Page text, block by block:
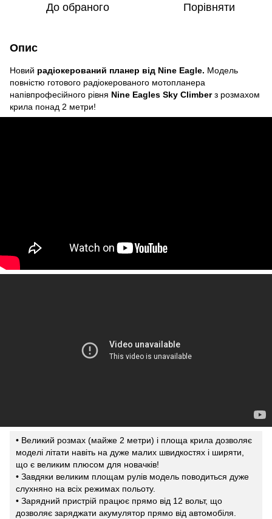
До обраного Порівняти
Опис
Новий радіокерований планер від Nine Eagle. Модель
повністю готового радіокерованого мотопланера
напівпрофесійного рівня Nine Eagles Sky Climberз розмахом
крила понад 2 метри!
• Великий розмах (майже 2 метри) і площа крила дозволяє
моделі літати навіть на дуже малих швидкостях і ширяти,
що є великим плюсом для новачків!
• Завдяки великим площам рулів модель поводиться дуже
слухняно на всіх режимах польоту.
• Зарядний пристрій працює прямо від 12 вольт, що
дозволяє заряджати акумулятор прямо від автомобіля.